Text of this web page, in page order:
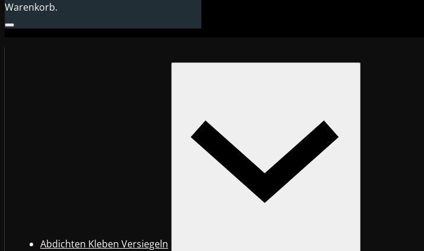
Warenkorb.
Abdichten Kleben Versiegeln